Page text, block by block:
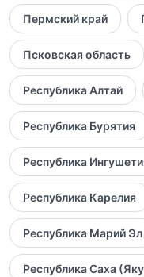
Пермский край
Псковская область
Республика Алтай
Республика Бурятия
Республика
Республика Карелия
Республика Марий Эл
Республика Саха